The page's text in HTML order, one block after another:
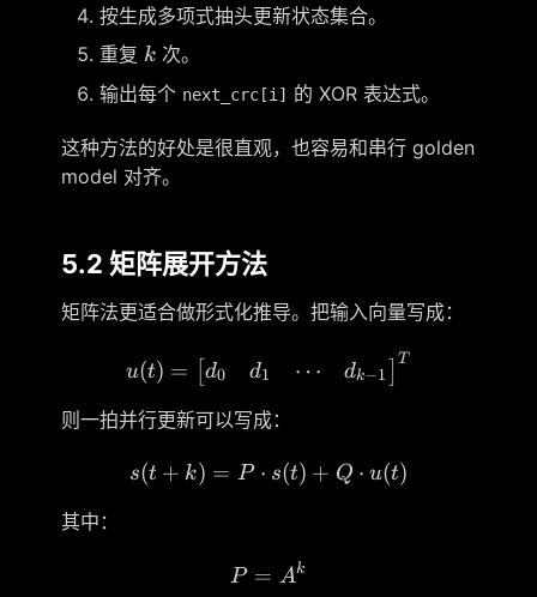
按生成多项式抽头更新状态集合。
重复 k
k 次。
输出每个 next_crc[i] 的 XOR 表达式。
这种方法的好处是很直观，也容易和串行 golden
model 对齐。
5.2 矩阵展开方法
矩阵法更适合做形式化推导。把输入向量写成：
u(t)= \begin{bmatrix}
u(t) = d0 d1 ⋯ dk−1
T
则一拍并行更新可以写成：
s(t+k)=P\cdot
s(t + k) = P ⋅ s(t) + Q ⋅ u(t)
其中：
P=A^k
P = Ak